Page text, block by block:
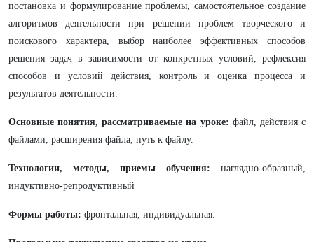
постановка и формулирование проблемы, самостоятельное создание
алгоритмов деятельности при решении проблем творческого и
поискового характера, выбор наиболее эффективных способов
решения задач в зависимости от конкретных условий, рефлексия
способов и условий действия, контроль и оценка процесса и
результатов деятельности.
Основные понятия, рассматриваемые на уроке: файл, действия с
файлами, расширения файла, путь к файлу.
Технологии, методы, приемы обучения: наглядно-образный,
индуктивно-репродуктивный
Формы работы: фронтальная, индивидуальная.